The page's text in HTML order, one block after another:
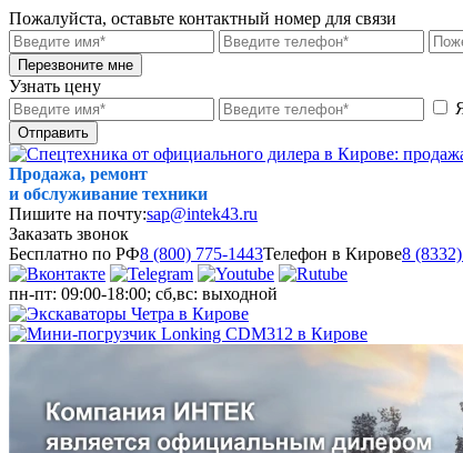
Пожалуйста, оставьте контактный номер для связи
Перезвоните мне
Узнать цену
Отправить
Продажа, ремонт
и обслуживание техники
Пишите на почту:sap@intek43.ru
Заказать звонок
Бесплатно по РФ8 (800) 775-1443Телефон в Кирове8
пн-пт: 09:00-18:00; сб,вс: выходной